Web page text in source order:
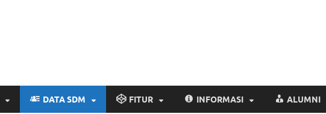
DATA SDM FITUR INFORMASI ALUMNI